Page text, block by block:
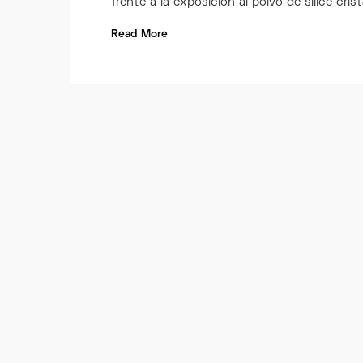
frente a la exposición al polvo de sílice
Read More